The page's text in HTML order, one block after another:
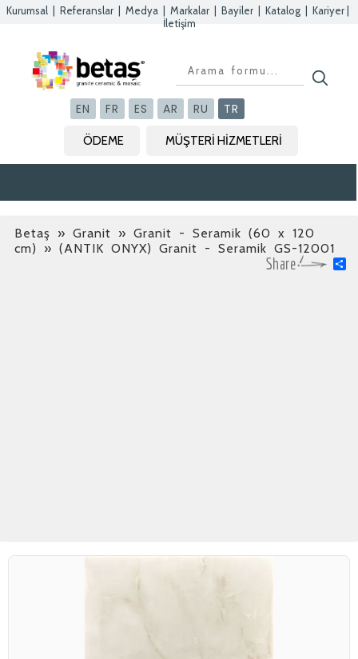
Kurumsal Referanslar Medya Markalar Bayiler Katalog Kariyer
İletişim
EN FR ES AR RU TR
ÖDEME MÜŞTERİ HİZMETLERİ
Betaş » Granit » Granit - Seramik (60 x 120
cm)
» (ANTIK ONYX) Granit - Seramik GS-12001